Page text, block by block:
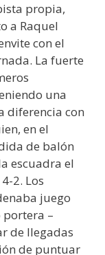
propia,
a Raquel
con el
La fuerte
una
diferencia con
en el
de balón
escuadra el
2. Los
juego
portera –
de llegadas
de puntuar